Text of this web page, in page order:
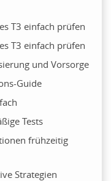
T3 einfach prüfen
T3 einfach prüfen
und Vorsorge
Guide
Tests
frühzeitig
Strategien